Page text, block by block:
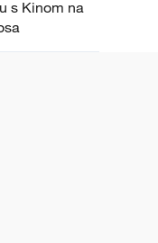
s Kinom na